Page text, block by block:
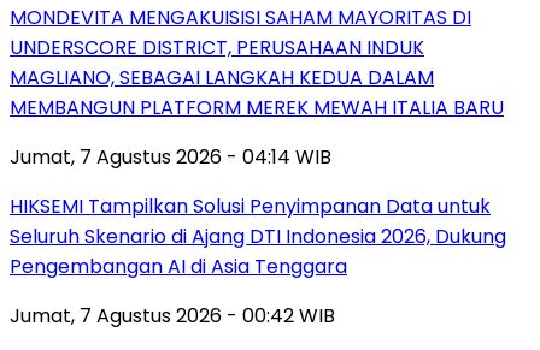
MONDEVITA MENGAKUISISI SAHAM MAYORITAS DI
UNDERSCORE DISTRICT, PERUSAHAAN INDUK
MAGLIANO, SEBAGAI LANGKAH KEDUA DALAM
MEMBANGUN PLATFORM MEREK MEWAH ITALIA BARU
Jumat, 7 Agustus 2026 - 04:14 WIB
HIKSEMI Tampilkan Solusi Penyimpanan Data untuk
Seluruh Skenario di Ajang DTI Indonesia 2026, Dukung
Pengembangan AI di Asia Tenggara
Jumat, 7 Agustus 2026 - 00:42 WIB